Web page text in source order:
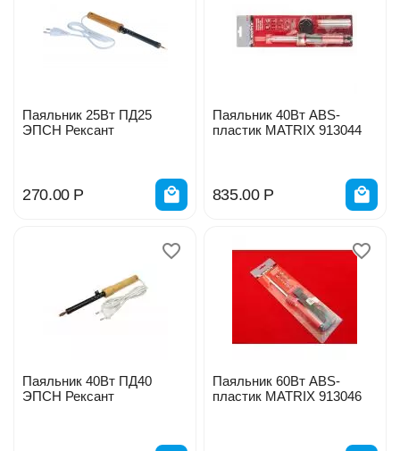
Паяльник 25Вт ПД25
ЭПСН Рексант
270.00 Р
Паяльник 40Вт ABS-
пластик MATRIX 913044
835.00 Р
Паяльник 40Вт ПД40
ЭПСН Рексант
Паяльник 60Вт ABS-
пластик MATRIX 913046